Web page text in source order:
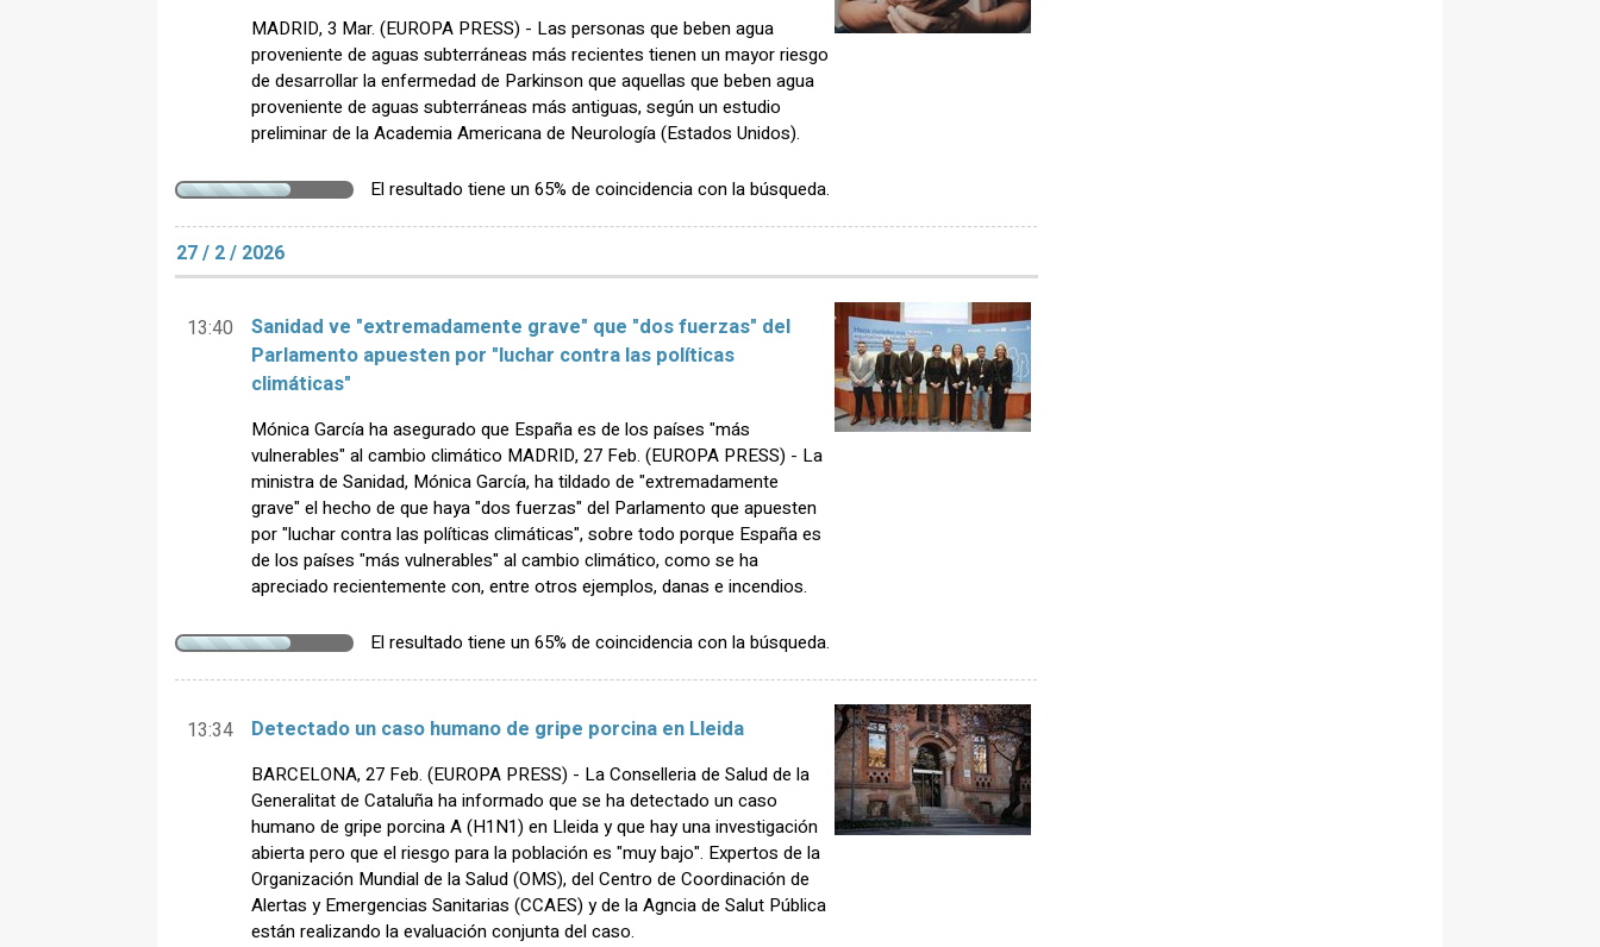
MADRID, 3 Mar. (EUROPA PRESS) - Las personas que beben agua
proveniente de aguas subterráneas más recientes tienen un mayor riesgo
de desarrollar la enfermedad de Parkinson que aquellas que beben agua
proveniente de aguas subterráneas más antiguas, según un estudio
preliminar de la Academia Americana de Neurología (Estados Unidos).
El resultado tiene un 65% de coincidencia con la búsqueda.
27 / 2 / 2026
13:40
Sanidad ve "extremadamente grave" que "dos fuerzas" del
Parlamento apuesten por "luchar contra las políticas
climáticas"
Mónica García ha asegurado que España es de los países "más
vulnerables" al cambio climático MADRID, 27 Feb. (EUROPA PRESS) - La
ministra de Sanidad, Mónica García, ha tildado de "extremadamente
grave" el hecho de que haya "dos fuerzas" del Parlamento que apuesten
por "luchar contra las políticas climáticas", sobre todo porque España es
de los países "más vulnerables" al cambio climático, como se ha
apreciado recientemente con, entre otros ejemplos, danas e incendios.
El resultado tiene un 65% de coincidencia con la búsqueda.
13:34 Detectado un caso humano de gripe porcina en Lleida
BARCELONA, 27 Feb. (EUROPA PRESS) - La Conselleria de Salud de la
Generalitat de Cataluña ha informado que se ha detectado un caso
humano de gripe porcina A (H1N1) en Lleida y que hay una investigación
abierta pero que el riesgo para la población es "muy bajo". Expertos de la
Organización Mundial de la Salud (OMS), del Centro de Coordinación de
Alertas y Emergencias Sanitarias (CCAES) y de la Agncia de Salut Pública
están realizando la evaluación conjunta del caso.